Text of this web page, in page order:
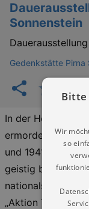
Sonnenstein
Dauerausstellung
Gedenkstätte Pirna
In der Heil- und
ermordeten die
und 1941 rund
geistig
„Aktion T4“, in
Bitte
Wir
so